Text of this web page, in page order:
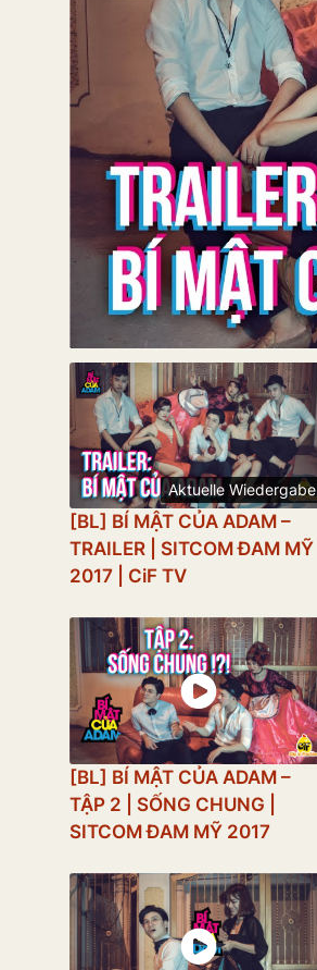
Aktuelle Wiedergabe
[BL] BÍ MẬT CỦA ADAM –
TRAILER | SITCOM ĐAM MỸ
2017 | CiF TV
[BL] BÍ MẬT CỦA ADAM –
TẬP 2 | SỐNG CHUNG |
SITCOM ĐAM MỸ 2017